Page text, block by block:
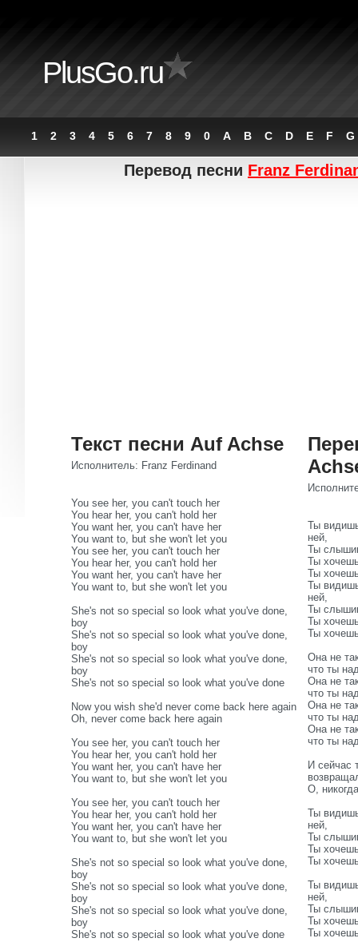
PlusGo.ru
1 2 3 4 5 6 7 8 9 0 A B C D E F G
Перевод песни Franz
Текст песни Auf Achse
Исполнитель: Franz Ferdinand
You see her, you can't touch her
You hear her, you can't hold her
You want her, you can't have her
You want to, but she won't let you
You see her, you can't touch her
You hear her, you can't hold her
You want her, you can't have her
You want to, but she won't let you
She's not so special so look what you've done,
boy
She's not so special so look what you've done,
boy
She's not so special so look what you've done,
boy
She's not so special so look what you've done
Now you wish she'd never come back here again
Oh, never come back here again
You see her, you can't touch her
You hear her, you can't hold her
You want her, you can't have her
You want to, but she won't let you
You see her, you can't touch her
You hear her, you can't hold her
You want her, you can't have her
You want to, but she won't let you
She's not so special so look what you've done,
boy
She's not so special so look what you've done,
boy
She's not so special so look what you've done,
boy
She's not so special so look what you've done
Ты
ней,
Ты
Ты
Ты
Ты
ней,
Ты
Ты
Ты
Она не
что ты
Она не
что ты
Она не
что ты
Она не
что ты
И сейчас
О,
Ты
ней,
Ты
Ты
Ты
Ты
ней,
Ты
Ты
Ты